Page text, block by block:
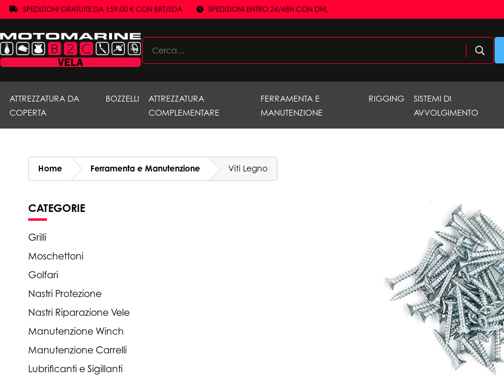
SPEDIZIONI GRATUITE DA 159,00 € CON BRT/SDA SPEDIZIONI ENTRO 24/48H CON DHL
ATTREZZATURA DA
COPERTA
BOZZELLI
ATTREZZATURA
COMPLEMENTARE
FERRAMENTA E
MANUTENZIONE
RIGGING
SISTEMI DI
AVVOLGIMENTO
Home Ferramenta e Manutenzione Viti Legno
CATEGORIE
Grilli
Moschettoni
Golfari
Nastri Protezione
Nastri Riparazione Vele
Manutenzione Winch
Manutenzione Carrelli
Lubrificanti e Sigillanti